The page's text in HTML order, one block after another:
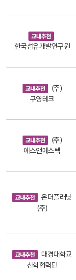
한국섬유개발연구원
(주)
구영테크
(주)
에스앤에스텍
온더플래닛
(주)
대경대학교
산학협력단